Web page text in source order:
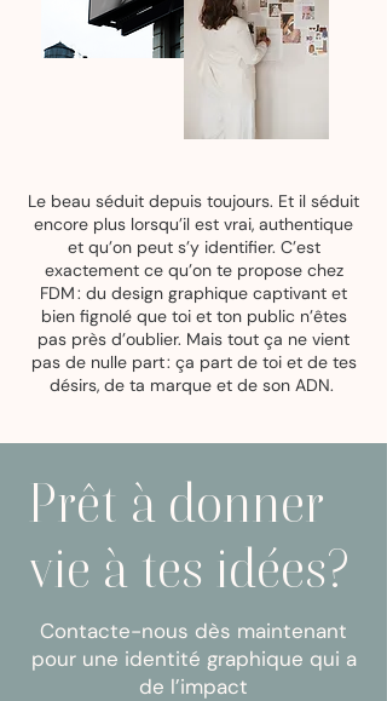
Le beau séduit depuis toujours. Et il séduit
encore plus lorsqu’il est vrai, authentique
et qu’on peut s’y identifier. C’est
exactement ce qu’on te propose chez
FDM : du design graphique captivant et
bien fignolé que toi et ton public n’êtes
pas près d’oublier. Mais tout ça ne vient
pas de nulle part : ça part de toi et de tes
désirs, de ta marque et de son ADN.
Prêt à donner
vie à tes idées?
Contacte-nous dès maintenant
pour une identité graphique qui a
de l’impact